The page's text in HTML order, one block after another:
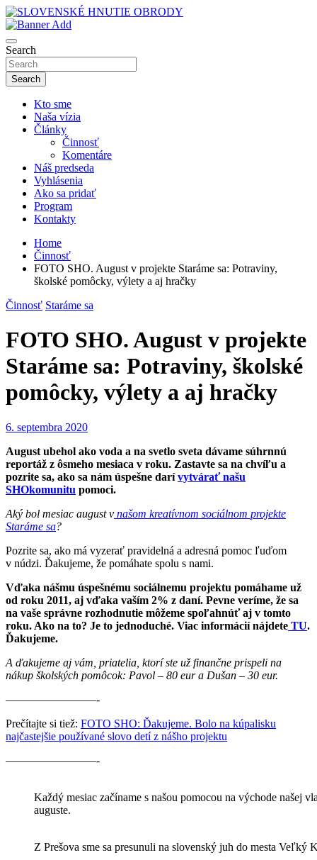
Skip
to
content
SLOVENSKÉ HNUTIE OBRODY
Search
Search
Kto sme
Naša vízia
Články
Činnosť
Komentáre
Náš predseda
Vyhlásenia
Ako sa pridať
Program
Kontakty
Home
Činnosť
FOTO SHO. August v projekte Staráme sa: Potraviny,
školské pomôcky, výlety a aj hračky
Činnosť Staráme sa
FOTO SHO. August v projekte
Staráme sa: Potraviny, školské
pomôcky, výlety a aj hračky
6. septembra 2020
August ubehol ako voda a na svetlo sveta dávame súhrnnú
reportáž z ôsmeho mesiaca v roku. Zastavte sa na chvíľu a
pozrite sa, ako sa nám úspešne darívytvárať našu
SHOkomunitu pomoci.
Aký bol mesiac august v našom kreatívnom sociálnom projekte
Staráme sa?
Pozrite sa, ako má vyzerať pravidelná a adresná pomoc ľuďom
v núdzi. Ďakujeme, že pomáhate spolu s nami.
Vďaka nášmu úspešnému sociálnemu projektu pomáhame už
od roku 2011, aj vďaka vaším 2% z daní. Pevne veríme, že sa
na vaše správne rozhodnutie môžeme spoľahnúť aj v tomto
roku. Ako na to? Je to jednoduché. Viac informácií nájdete TU.
Ďakujeme.
A ďakujeme aj vám, priatelia, ktorí ste už finančne prispeli na
nákup školských pomôcok: Pavol – 80 eur a Dušan – 30 eur.
————————-
Prečítajte si tiež: FOTO SHO: Ďakujeme. Bolo na kúpalisku
najčastejšie používané slovo detí z nášho projektu
————————-
Každý mesiac začíname s našou pomocou na východe našej
auguste.
Z Prešova sme sa presunuli na slovenský juh do mesta Veľký